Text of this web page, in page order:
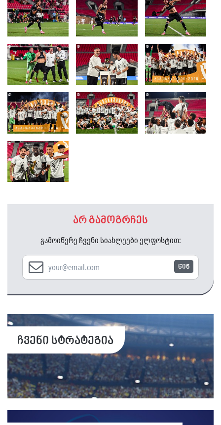
არ გამოგრჩეს
გამოიწერე ჩვენი სიახლეები ელფოსტით:
წინ
ჩვენი სტრატეგია